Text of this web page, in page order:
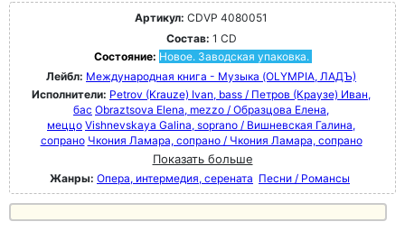
Артикул: CDVP 4080051
Состав: 1 CD
Состояние: Новое. Заводская упаковка.
Лейбл: Международная книга - Музыка (OLYMPIA, ЛАДЪ)
Исполнители: Petrov (Krauze) Ivan, bass / Петров (Краузе) Иван,
бас Obraztsova Elena, mezzo / Образцова Елена,
меццо Vishnevskaya Galina, soprano / Вишневская Галина,
сопрано Чкония Ламара, сопрано / Чкония Ламара, сопрано
Показать больше
Жанры: Опера, интермедия, серената Песни / Романсы